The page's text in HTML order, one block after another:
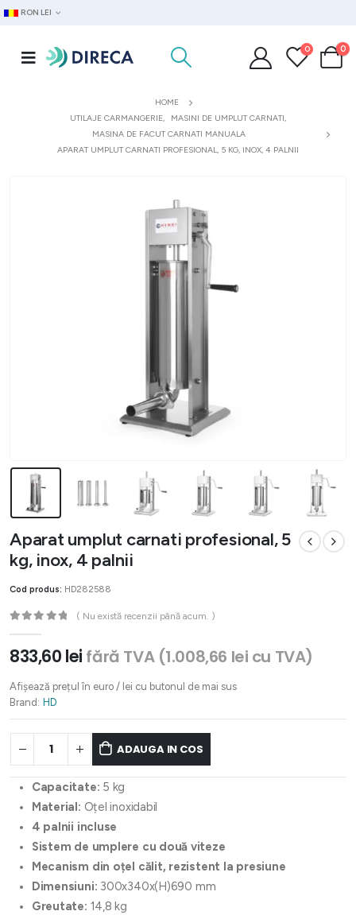
RON LEI
0 0
HOME
UTILAJE CARMANGERIE, MASINI DE UMPLUT CARNATI,
MASINA DE FACUT CARNATI MANUALA
APARAT UMPLUT CARNATI PROFESIONAL, 5 KG, INOX, 4 PALNII
Aparat umplut carnati profesional, 5
kg, inox, 4 palnii
Cod produs: HD282588
( Nu există recenzii până acum. )
833,60 lei fără TVA (1.008,66 lei cu TVA)
Afișează prețul în euro / lei cu butonul de mai sus
Brand: HD
ADAUGA IN COS
Capacitate: 5 kg
Material: Oțel inoxidabil
4 palnii incluse
Sistem de umplere cu două viteze
Mecanism din oțel călit, rezistent la presiune
Dimensiuni: 300x340x(H)690 mm
Greutate: 14,8 kg